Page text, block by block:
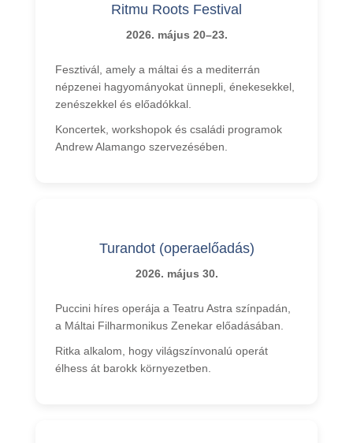
Ritmu Roots Festival
2026. május 20–23.
Fesztivál, amely a máltai és a mediterrán
népzenei hagyományokat ünnepli, énekesekkel,
zenészekkel és előadókkal.
Koncertek, workshopok és családi programok
Andrew Alamango szervezésében.
Turandot (operaelőadás)
2026. május 30.
Puccini híres operája a Teatru Astra színpadán,
a Máltai Filharmonikus Zenekar előadásában.
Ritka alkalom, hogy világszínvonalú operát
élhess át barokk környezetben.